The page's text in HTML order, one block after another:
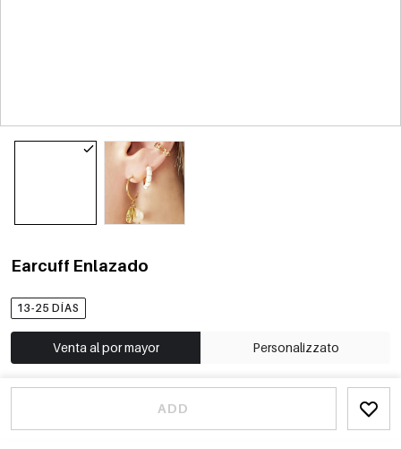
Earcuff Enlazado
13-25 DÍAS
Venta al por mayor Personalizzato
ADD